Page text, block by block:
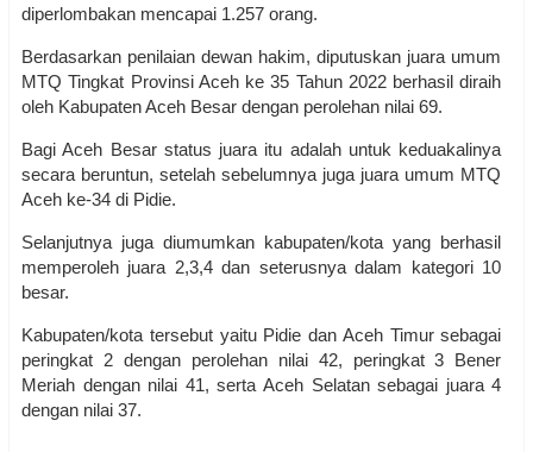
diperlombakan mencapai 1.257 orang.
Berdasarkan penilaian dewan hakim, diputuskan juara umum
MTQ Tingkat Provinsi Aceh ke 35 Tahun 2022 berhasil diraih
oleh Kabupaten Aceh Besar dengan perolehan nilai 69.
Bagi Aceh Besar status juara itu adalah untuk keduakalinya
secara beruntun, setelah sebelumnya juga juara umum MTQ
Aceh ke-34 di Pidie.
Selanjutnya juga diumumkan kabupaten/kota yang berhasil
memperoleh juara 2,3,4 dan seterusnya dalam kategori 10
besar.
Kabupaten/kota tersebut yaitu Pidie dan Aceh Timur sebagai
peringkat 2 dengan perolehan nilai 42, peringkat 3 Bener
Meriah dengan nilai 41, serta Aceh Selatan sebagai juara 4
dengan nilai 37.